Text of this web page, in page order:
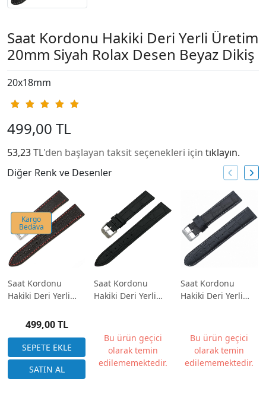
Saat Kordonu Hakiki Deri Yerli Üretim
20mm Siyah Rolax Desen Beyaz Dikiş
20x18mm
499,00 TL
53,23 TL'den başlayan taksit seçenekleri için tıklayın.
Diğer Renk ve Desenler
Saat Kordonu
Hakiki Deri Yerli
Siyah Rolax Desen
499,00 TL
Kargo
Bedava
Saat Kordonu
Hakiki Deri Yerli
Bu ürün geçici
olarak temin
edilememektedir.
Saat Kordonu
Hakiki Deri Yerli
Bu ürün geçici
olarak temin
edilememektedir.